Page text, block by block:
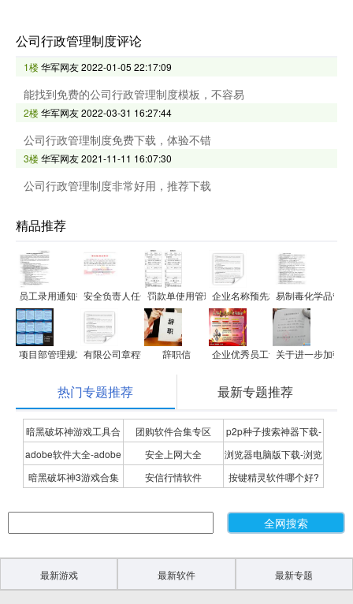
公司行政管理制度评论
1楼华军网友2022-01-05 22:17:09
能找到免费的公司行政管理制度模板，不容易
2楼华军网友2022-03-31 16:27:44
公司行政管理制度免费下载，体验不错
3楼华军网友2021-11-11 16:07:30
公司行政管理制度非常好用，推荐下载
精品推荐
员工录用通知书(offer letter)
安全负责人任命书范文罚款单使用管理办法企业名称预先核准通知书
易制毒化学品管
项目部管理规章制度有限公司章程范文 辞职信 企业优秀员工评选标准细则
关于进一步加强
热门专题推荐 最新专题推荐
暗黑破坏神游戏工具合
集
团购软件合集专区
p2p种子搜索神器下载-
P2P种子搜索神器专题
adobe软件大全-adobe
全系列软件下载-adobe
安全上网大全
浏览器电脑版下载-浏览
器下载合集
暗黑破坏神3游戏合集 安信行情软件
按键精灵软件哪个好?
最新游戏 最新软件 最新专题